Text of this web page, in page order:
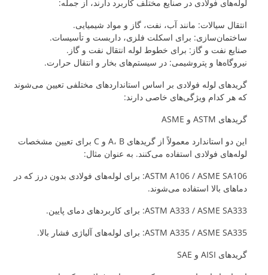
لوله‌های فولادی در صنایع مختلف کاربرد دارند، از جمله:
انتقال سیالات: مانند آب، نفت، گاز و مواد شیمیایی.
ساختمان‌سازی: برای اسکلت فلزی، داربست و تأسیسات.
صنایع نفت و گاز: برای خطوط لوله انتقال نفت و گاز.
نیروگاه‌ها و پتروشیمی: در سیستم‌های بخار و انتقال حرارت.
گریدهای لوله فولادی بر اساس استانداردهای مختلفی تعیین می‌شوند
که هر کدام ویژگی‌های خاصی دارند:
گریدهای ASTM و ASME
این دو استاندارد معمولاً از گریدهای A، B و C برای تعیین مشخصات
لوله‌های فولادی استفاده می‌کنند. به عنوان مثال:
ASTM A106 / ASME SA106: برای لوله‌های فولادی بدون درز که در
دماهای بالا استفاده می‌شوند.
ASTM A333 / ASME SA333: برای کاربردهای دمای پایین.
ASTM A335 / ASME SA335: برای لوله‌های آلیاژی فشار بالا.
گریدهای AISI و SAE